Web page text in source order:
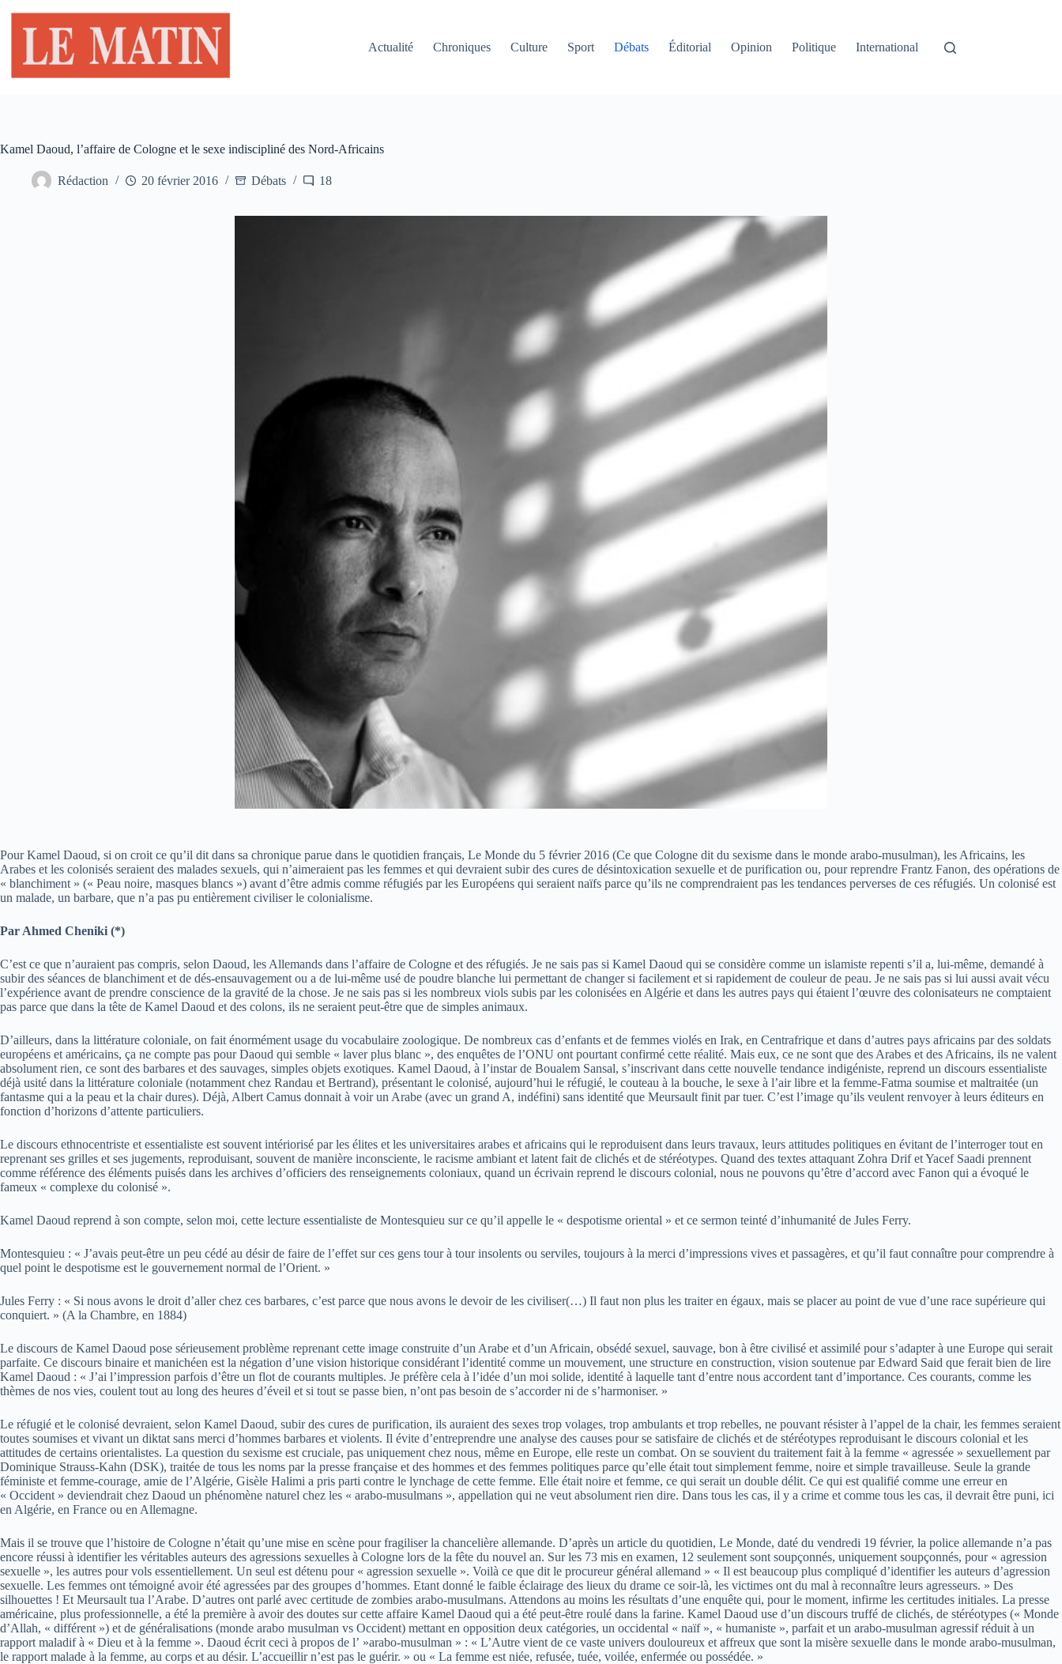
contenu
Actualité
Chroniques Culture Sport Débats Éditorial Opinion Politique International
Kamel Daoud, l’affaire de Cologne et le sexe indiscipliné des Nord-Africains
Rédaction 20 février 2016 Débats 18
Pour Kamel Daoud, si on croit ce qu’il dit dans sa chronique parue dans le quotidien français, Le Monde du 5 février 2016 (Ce que Cologne dit du sexisme dans le monde arabo-musulman), les Africains, les
Arabes et les colonisés seraient des malades sexuels, qui n’aimeraient pas les femmes et qui devraient subir des cures de désintoxication sexuelle et de purification ou, pour reprendre Frantz Fanon, des opérations de
« blanchiment » (« Peau noire, masques blancs ») avant d’être admis comme réfugiés par les Européens qui seraient naïfs parce qu’ils ne comprendraient pas les tendances perverses de ces réfugiés. Un colonisé est
un malade, un barbare, que n’a pas pu entièrement civiliser le colonialisme.
Par Ahmed Cheniki (*)
C’est ce que n’auraient pas compris, selon Daoud, les Allemands dans l’affaire de Cologne et des réfugiés. Je ne sais pas si Kamel Daoud qui se considère comme un islamiste repenti s’il a, lui-même, demandé à
subir des séances de blanchiment et de dés-ensauvagement ou a de lui-même usé de poudre blanche lui permettant de changer si facilement et si rapidement de couleur de peau. Je ne sais pas si lui aussi avait vécu
l’expérience avant de prendre conscience de la gravité de la chose. Je ne sais pas si les nombreux viols subis par les colonisées en Algérie et dans les autres pays qui étaient l’œuvre des colonisateurs ne comptaient
pas parce que dans la tête de Kamel Daoud et des colons, ils ne seraient peut-être que de simples animaux.
D’ailleurs, dans la littérature coloniale, on fait énormément usage du vocabulaire zoologique. De nombreux cas d’enfants et de femmes violés en Irak, en Centrafrique et dans d’autres pays africains par des soldats
européens et américains, ça ne compte pas pour Daoud qui semble « laver plus blanc », des enquêtes de l’ONU ont pourtant confirmé cette réalité. Mais eux, ce ne sont que des Arabes et des Africains, ils ne valent
absolument rien, ce sont des barbares et des sauvages, simples objets exotiques. Kamel Daoud, à l’instar de Boualem Sansal, s’inscrivant dans cette nouvelle tendance indigéniste, reprend un discours essentialiste
déjà usité dans la littérature coloniale (notamment chez Randau et Bertrand), présentant le colonisé, aujourd’hui le réfugié, le couteau à la bouche, le sexe à l’air libre et la femme-Fatma soumise et maltraitée (un
fantasme qui a la peau et la chair dures). Déjà, Albert Camus donnait à voir un Arabe (avec un grand A, indéfini) sans identité que Meursault finit par tuer. C’est l’image qu’ils veulent renvoyer à leurs éditeurs en
fonction d’horizons d’attente particuliers.
Le discours ethnocentriste et essentialiste est souvent intériorisé par les élites et les universitaires arabes et africains qui le reproduisent dans leurs travaux, leurs attitudes politiques en évitant de l’interroger tout en
reprenant ses grilles et ses jugements, reproduisant, souvent de manière inconsciente, le racisme ambiant et latent fait de clichés et de stéréotypes. Quand des textes attaquant Zohra Drif et Yacef Saadi prennent
comme référence des éléments puisés dans les archives d’officiers des renseignements coloniaux, quand un écrivain reprend le discours colonial, nous ne pouvons qu’être d’accord avec Fanon qui a évoqué le
fameux « complexe du colonisé ».
Kamel Daoud reprend à son compte, selon moi, cette lecture essentialiste de Montesquieu sur ce qu’il appelle le « despotisme oriental » et ce sermon teinté d’inhumanité de Jules Ferry.
Montesquieu : « J’avais peut-être un peu cédé au désir de faire de l’effet sur ces gens tour à tour insolents ou serviles, toujours à la merci d’impressions vives et passagères, et qu’il faut connaître pour comprendre à
quel point le despotisme est le gouvernement normal de l’Orient. »
Jules Ferry : « Si nous avons le droit d’aller chez ces barbares, c’est parce que nous avons le devoir de les civiliser(…) Il faut non plus les traiter en égaux, mais se placer au point de vue d’une race supérieure qui
conquiert. » (A la Chambre, en 1884)
Le discours de Kamel Daoud pose sérieusement problème reprenant cette image construite d’un Arabe et d’un Africain, obsédé sexuel, sauvage, bon à être civilisé et assimilé pour s’adapter à une Europe qui serait
parfaite. Ce discours binaire et manichéen est la négation d’une vision historique considérant l’identité comme un mouvement, une structure en construction, vision soutenue par Edward Said que ferait bien de lire
Kamel Daoud : « J’ai l’impression parfois d’être un flot de courants multiples. Je préfère cela à l’idée d’un moi solide, identité à laquelle tant d’entre nous accordent tant d’importance. Ces courants, comme les
thèmes de nos vies, coulent tout au long des heures d’éveil et si tout se passe bien, n’ont pas besoin de s’accorder ni de s’harmoniser. »
Le réfugié et le colonisé devraient, selon Kamel Daoud, subir des cures de purification, ils auraient des sexes trop volages, trop ambulants et trop rebelles, ne pouvant résister à l’appel de la chair, les femmes seraient
toutes soumises et vivant un diktat sans merci d’hommes barbares et violents. Il évite d’entreprendre une analyse des causes pour se satisfaire de clichés et de stéréotypes reproduisant le discours colonial et les
attitudes de certains orientalistes. La question du sexisme est cruciale, pas uniquement chez nous, même en Europe, elle reste un combat. On se souvient du traitement fait à la femme « agressée » sexuellement par
Dominique Strauss-Kahn (DSK), traitée de tous les noms par la presse française et des hommes et des femmes politiques parce qu’elle était tout simplement femme, noire et simple travailleuse. Seule la grande
féministe et femme-courage, amie de l’Algérie, Gisèle Halimi a pris parti contre le lynchage de cette femme. Elle était noire et femme, ce qui serait un double délit. Ce qui est qualifié comme une erreur en
« Occident » deviendrait chez Daoud un phénomène naturel chez les « arabo-musulmans », appellation qui ne veut absolument rien dire. Dans tous les cas, il y a crime et comme tous les cas, il devrait être puni, ici
en Algérie, en France ou en Allemagne.
Mais il se trouve que l’histoire de Cologne n’était qu’une mise en scène pour fragiliser la chancelière allemande. D’après un article du quotidien, Le Monde, daté du vendredi 19 février, la police allemande n’a pas
encore réussi à identifier les véritables auteurs des agressions sexuelles à Cologne lors de la fête du nouvel an. Sur les 73 mis en examen, 12 seulement sont soupçonnés, uniquement soupçonnés, pour « agression
sexuelle », les autres pour vols essentiellement. Un seul est détenu pour « agression sexuelle ». Voilà ce que dit le procureur général allemand » « Il est beaucoup plus compliqué d’identifier les auteurs d’agression
sexuelle. Les femmes ont témoigné avoir été agressées par des groupes d’hommes. Etant donné le faible éclairage des lieux du drame ce soir-là, les victimes ont du mal à reconnaître leurs agresseurs. » Des
silhouettes ! Et Meursault tua l’Arabe. D’autres ont parlé avec certitude de zombies arabo-musulmans. Attendons au moins les résultats d’une enquête qui, pour le moment, infirme les certitudes initiales. La presse
américaine, plus professionnelle, a été la première à avoir des doutes sur cette affaire Kamel Daoud qui a été peut-être roulé dans la farine. Kamel Daoud use d’un discours truffé de clichés, de stéréotypes (« Monde
d’Allah, « différent ») et de généralisations (monde arabo musulman vs Occident) mettant en opposition deux catégories, un occidental « naïf », « humaniste », parfait et un arabo-musulman agressif réduit à un
rapport maladif à « Dieu et à la femme ». Daoud écrit ceci à propos de l’ »arabo-musulman » : « L’Autre vient de ce vaste univers douloureux et affreux que sont la misère sexuelle dans le monde arabo-musulman,
le rapport malade à la femme, au corps et au désir. L’accueillir n’est pas le guérir. » ou « La femme est niée, refusée, tuée, voilée, enfermée ou possédée. »